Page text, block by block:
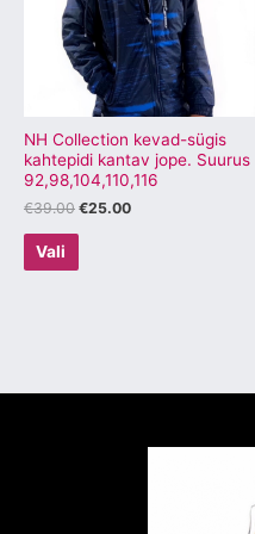
NH Collection kevad-sügis
kahtepidi kantav jope. Suurus
92,98,104,110,116
€39.00 €25.00
Vali
varianti.
Valikuid
saab
teha
tootelehel.